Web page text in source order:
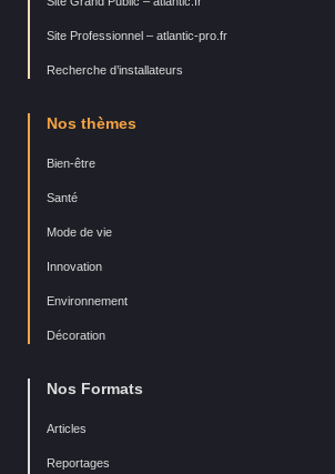
Site Professionnel – atlantic-pro.fr
Recherche d’installateurs
Nos thèmes
Bien-être
Santé
Mode de vie
Innovation
Environnement
Décoration
Nos Formats
Articles
Reportages